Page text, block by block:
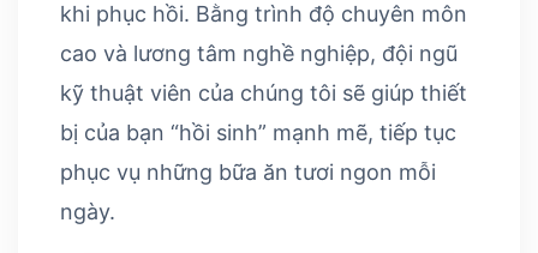
khi phục hồi. Bằng trình độ chuyên môn
cao và lương tâm nghề nghiệp, đội ngũ
kỹ thuật viên của chúng tôi sẽ giúp thiết
bị của bạn “hồi sinh” mạnh mẽ, tiếp tục
phục vụ những bữa ăn tươi ngon mỗi
ngày.